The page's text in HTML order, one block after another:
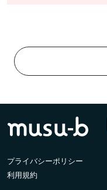
プライバシーポリシー
利用規約